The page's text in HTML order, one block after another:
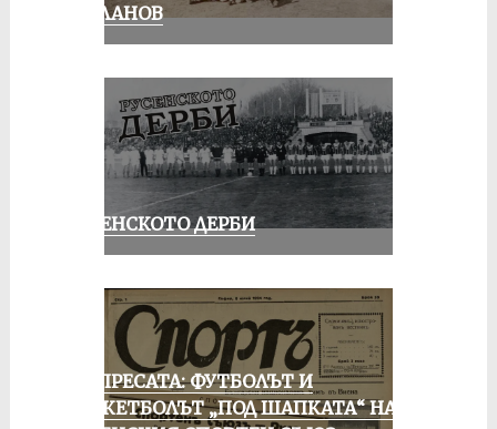
МИЛАНОВ
РУСЕНСКОТО ДЕРБИ
ОТ ПРЕСАТА: ФУТБОЛЪТ И
БАСКЕТБОЛЪТ „ПОД ШАПКАТА“ НА